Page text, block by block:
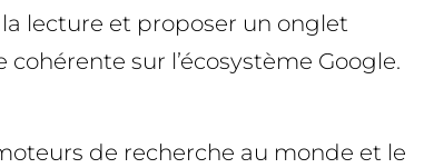
lecture et proposer un onglet
sur l’écosystème Google.
de recherche au monde et le